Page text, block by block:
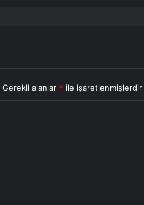
Gerekli alanlar * ile işaretlenmişlerdir